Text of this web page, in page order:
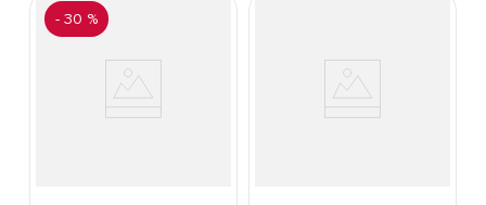
- 30 %